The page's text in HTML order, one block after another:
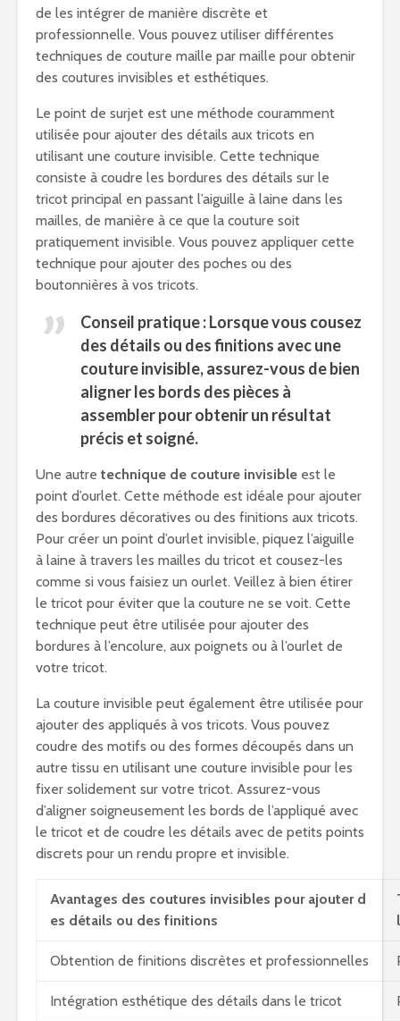
de les intégrer de manière discrète et
professionnelle. Vous pouvez utiliser différentes
techniques de couture maille par maille pour obtenir
des coutures invisibles et esthétiques.
Le point de surjet est une méthode couramment
utilisée pour ajouter des détails aux tricots en
utilisant une couture invisible. Cette technique
consiste à coudre les bordures des détails sur le
tricot principal en passant l’aiguille à laine dans les
mailles, de manière à ce que la couture soit
pratiquement invisible. Vous pouvez appliquer cette
technique pour ajouter des poches ou des
boutonnières à vos tricots.
Conseil pratique : Lorsque vous cousez
des détails ou des finitions avec une
couture invisible, assurez-vous de bien
aligner les bords des pièces à
assembler pour obtenir un résultat
précis et soigné.
Une autre technique de couture invisible est le
point d’ourlet. Cette méthode est idéale pour ajouter
des bordures décoratives ou des finitions aux tricots.
Pour créer un point d’ourlet invisible, piquez l’aiguille
à laine à travers les mailles du tricot et cousez-les
comme si vous faisiez un ourlet. Veillez à bien étirer
le tricot pour éviter que la couture ne se voit. Cette
technique peut être utilisée pour ajouter des
bordures à l’encolure, aux poignets ou à l’ourlet de
votre tricot.
La couture invisible peut également être utilisée pour
ajouter des appliqués à vos tricots. Vous pouvez
coudre des motifs ou des formes découpés dans un
autre tissu en utilisant une couture invisible pour les
fixer solidement sur votre tricot. Assurez-vous
d’aligner soigneusement les bords de l’appliqué avec
le tricot et de coudre les détails avec de petits points
discrets pour un rendu propre et invisible.
Avantages des coutures invisibles pour ajouter d
es détails ou des finitions
Obtention de finitions discrètes et professionnelles
Intégration esthétique des détails dans le tricot